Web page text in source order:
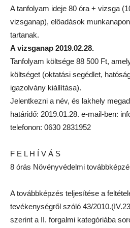
A tanfolyam ideje 80 óra + vizsga
vizsganap), előadások
tartanak.
A vizsganap 2019.02.28.
Tanfolyam költsége 88 500 Ft,
költséget (oktatási segédlet,
igazolvány kiállítása).
Jelentkezni a név, és lakhely
határidő: 2019.01.28. e-mail-ben:
telefonon: 0630 2831952
F E L H Í V Á S
8 órás Növényvédelmi
A továbbképzés teljesítése a
tevékenységről szóló 43/
szerint a II. forgalmi kategóriába